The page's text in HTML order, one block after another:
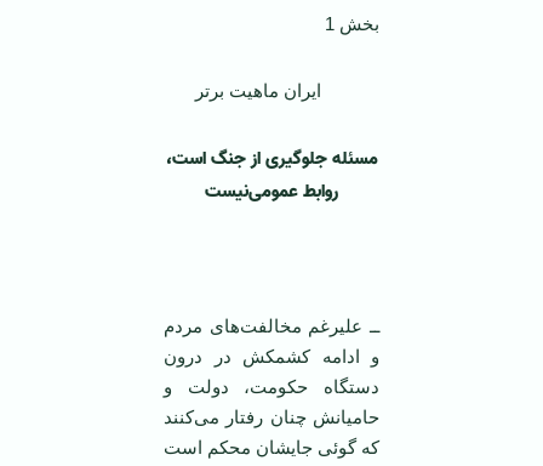
بخش 1
ایران ماهیت برتر
مسئله جلوگیری از جنگ است،
روابط عمومی‌نیست
ــ علیرغم مخالفت‌های مردم
و ادامه کشمکش در درون
دستگاه حکومت، دولت و
حامیانش چنان رفتار می‌کنند
که گوئی جایشان محکم است